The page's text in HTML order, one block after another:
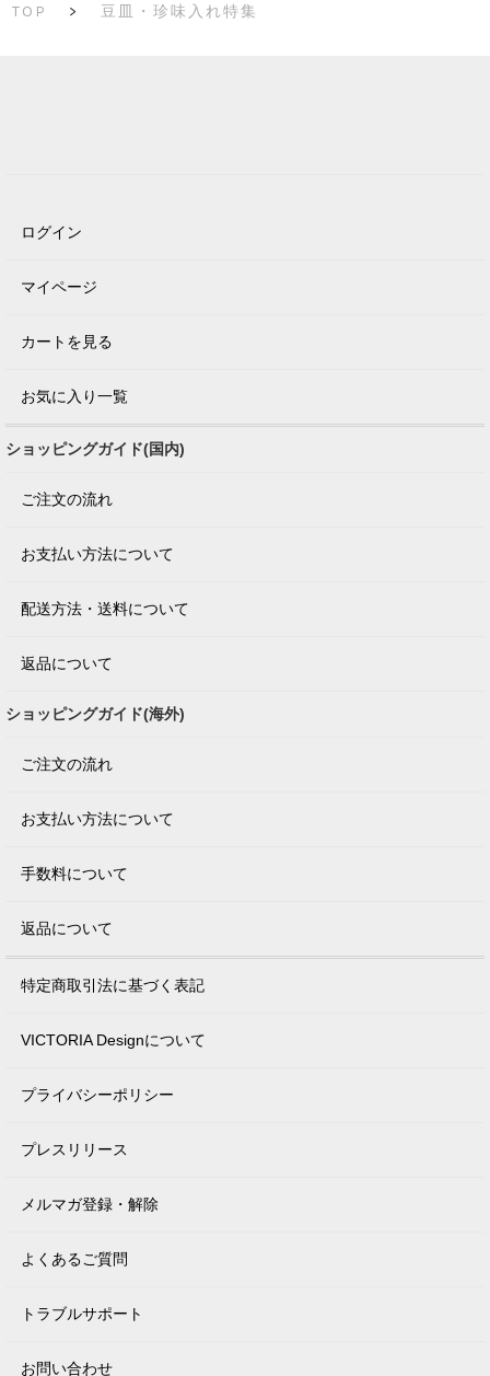
TOP
> 豆皿・珍味入れ特集
ログイン
マイページ
カートを見る
お気に入り一覧
ショッピングガイド(国内)
ご注文の流れ
お支払い方法について
配送方法・送料について
返品について
ショッピングガイド(海外)
ご注文の流れ
お支払い方法について
手数料について
返品について
特定商取引法に基づく表記
VICTORIA Designについて
プライバシーポリシー
プレスリリース
メルマガ登録・解除
よくあるご質問
トラブルサポート
お問い合わせ